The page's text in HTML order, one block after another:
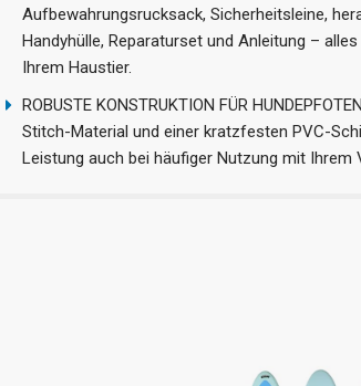
Aufbewahrungsrucksack, Sicherheitsleine,
Handyhülle, Reparaturset und Anleitung –
Ihrem Haustier.
ROBUSTE KONSTRUKTION FÜR
Stitch-Material und einer kratzfesten PVC-
Leistung auch bei häufiger Nutzung mit Ihrem